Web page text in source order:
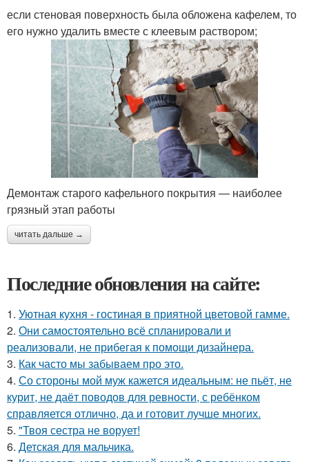
если стеновая поверхность была обложена кафелем, то
его нужно удалить вместе с клеевым раствором;
Демонтаж старого кафельного покрытия — наиболее
грязный этап работы
читать дальше →
Последние обновления на сайте:
1. Уютная кухня - гостиная в приятной цветовой гамме.
2. Они самостоятельно всё спланировали и
реализовали, не прибегая к помощи дизайнера.
3. Как часто мы забываем про это.
4. Со стороны мой муж кажется идеальным: не пьёт, не
курит, не даёт поводов для ревности, с ребёнком
справляется отлично, да и готовит лучше многих.
5. "Твоя сестра не ворует!
6. Детская для мальчика.